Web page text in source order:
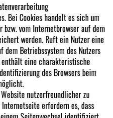
Bei Cookies handelt es sich um
vom Internetbrowser auf dem
werden. Ruft ein Nutzer eine
dem Betriebssystem des Nutzers
eine charakteristische
des Browsers beim
nutzerfreundlicher zu
erfordern es, dass